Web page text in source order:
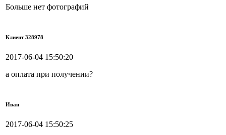
Больше нет фотографий
Клиент 328978
2017-06-04 15:50:20
а оплата при получении?
Иван
2017-06-04 15:50:25